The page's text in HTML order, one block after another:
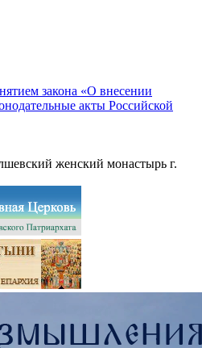
закона «О внесении
акты Российской
женский монастырь г.